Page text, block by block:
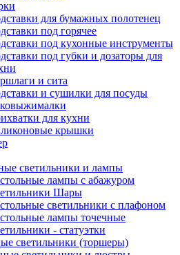
для бумажных полотенец
под горячее
под кухонные инструменты
под губки и дозаторы для
и сита
и сушилки для посуды
для кухни
крышки
светильники и лампы
лампы с абажуром
Шары
светильники с плафоном
лампы точечные
- статуэтки
светильники (торшеры)